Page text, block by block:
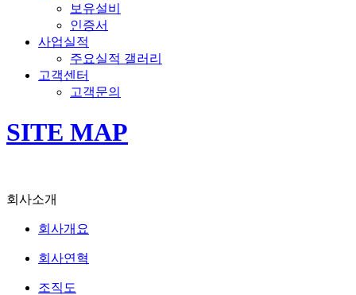
보유설비
인증서
사업실적
주요실적 갤러리
고객센터
고객문의
SITE MAP
회사소개
회사개요
회사연혁
조직도